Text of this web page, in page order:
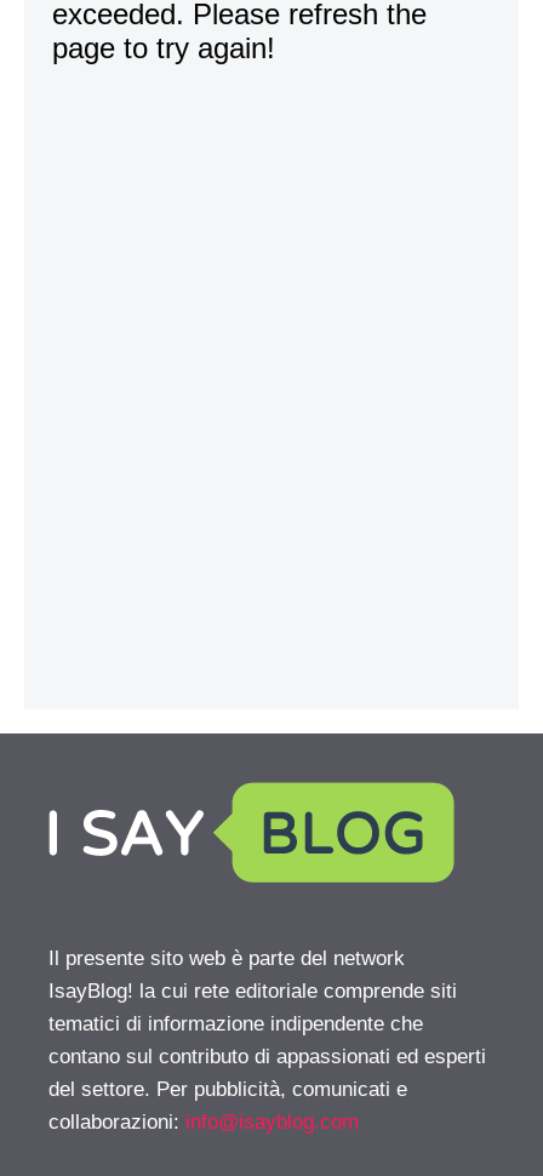
Il presente sito web è parte del network
IsayBlog! la cui rete editoriale comprende siti
tematici di informazione indipendente che
contano sul contributo di appassionati ed esperti
del settore. Per pubblicità, comunicati e
collaborazioni: info@isayblog.com